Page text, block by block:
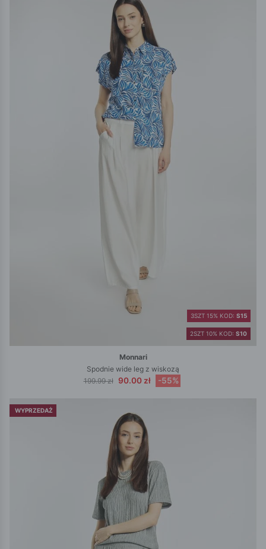
2SZT 10% KOD: S10
3SZT 15% KOD: S15
Monnari
Spodnie wide leg z wiskozą
199.99 zł 90.00 zł -55%
WYPRZEDAŻ